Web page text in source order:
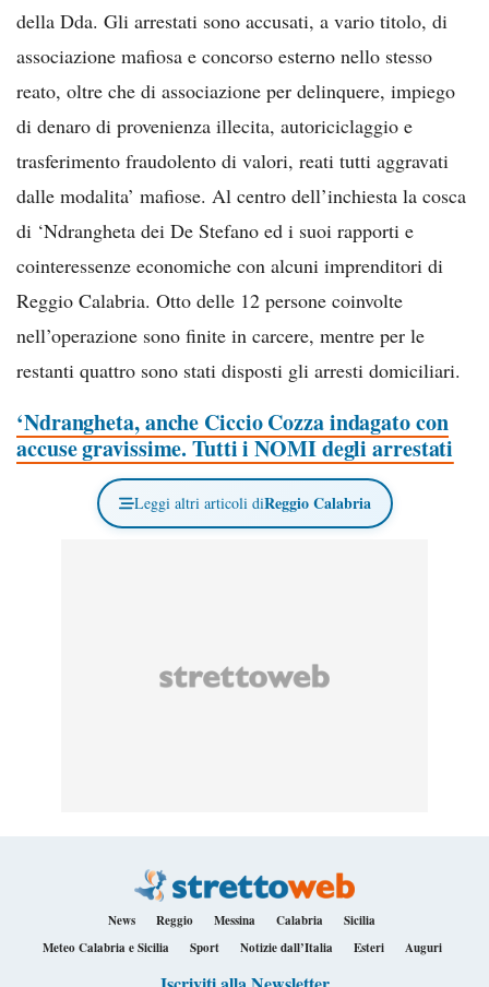
della Dda. Gli arrestati sono accusati, a vario titolo, di
associazione mafiosa e concorso esterno nello stesso
reato, oltre che di associazione per delinquere, impiego
di denaro di provenienza illecita, autoriciclaggio e
trasferimento fraudolento di valori, reati tutti aggravati
dalle modalita’ mafiose. Al centro dell’inchiesta la cosca
di ‘Ndrangheta dei De Stefano ed i suoi rapporti e
cointeressenze economiche con alcuni imprenditori di
Reggio Calabria. Otto delle 12 persone coinvolte
nell’operazione sono finite in carcere, mentre per le
restanti quattro sono stati disposti gli arresti domiciliari.
‘Ndrangheta, anche Ciccio Cozza indagato con
accuse gravissime. Tutti i NOMI degli arrestati
Leggi altri articoli diReggio Calabria
News Reggio Messina Calabria
Sicilia
Meteo Calabria e Sicilia
Sport Notizie dall’Italia Esteri Auguri